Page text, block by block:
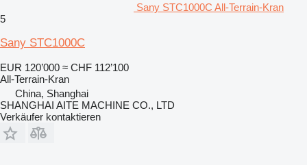
Sany STC1000C All-Terrain-Kran
5
Sany STC1000C
EUR 120’000 ≈ CHF 112’100
All-Terrain-Kran
China, Shanghai
SHANGHAI AITE MACHINE CO., LTD
Verkäufer kontaktieren